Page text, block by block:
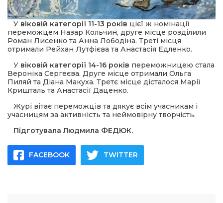
У віковій категорії 11-13 років цієї ж номінації
переможцем Назар Кольчин, друге місце розділили
Роман Лисенко та Анна Лободіна. Треті місця
отримали Рейхан Лутфієва та Анастасія Едленко.
У віковій категорії 14-16 років переможницею стала
Вероніка Сергеєва. Друге місце отримали Ольга
Пиляй та Діана Макуха. Третє місце дісталося Марії
Кришталь та Анастасії Даценко.
Журі вітає переможців та дякує всім учасникам і
учасницям за активність та неймовірну творчість.
Підготувала Людмила ФЕДЮК.
FACEBOOK TWITTER